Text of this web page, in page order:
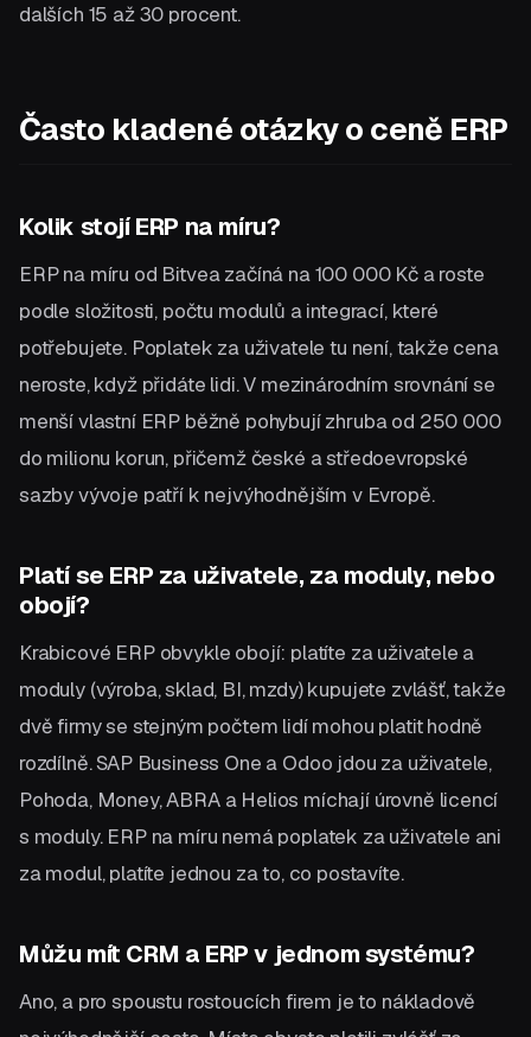
dalších 15 až 30 procent.
Často kladené otázky o ceně ERP
Kolik stojí ERP na míru?
ERP na míru od Bitvea začíná na 100 000 Kč a roste
podle složitosti, počtu modulů a integrací, které
potřebujete. Poplatek za uživatele tu není, takže cena
neroste, když přidáte lidi. V mezinárodním srovnání se
menší vlastní ERP běžně pohybují zhruba od 250 000
do milionu korun, přičemž české a středoevropské
sazby vývoje patří k nejvýhodnějším v Evropě.
Platí se ERP za uživatele, za moduly, nebo
obojí?
Krabicové ERP obvykle obojí: platíte za uživatele a
moduly (výroba, sklad, BI, mzdy) kupujete zvlášť, takže
dvě firmy se stejným počtem lidí mohou platit hodně
rozdílně. SAP Business One a Odoo jdou za uživatele,
Pohoda, Money, ABRA a Helios míchají úrovně licencí
s moduly. ERP na míru nemá poplatek za uživatele ani
za modul, platíte jednou za to, co postavíte.
Můžu mít CRM a ERP v jednom systému?
Ano, a pro spoustu rostoucích firem je to nákladově